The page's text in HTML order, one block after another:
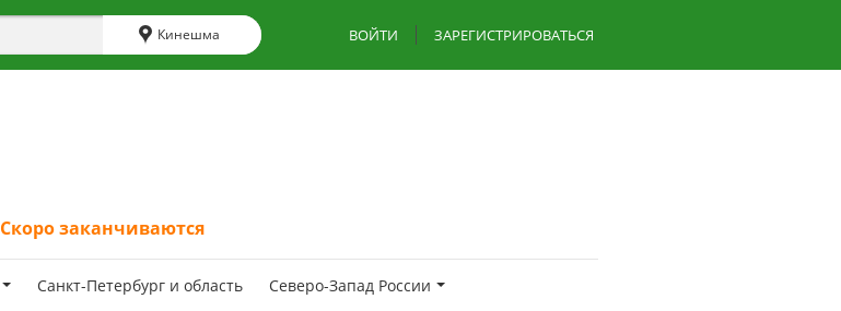
Кинешма ВОЙТИ ЗАРЕГИСТРИРОВАТЬСЯ
Скоро заканчиваются
Санкт-Петербург и область
Северо-Запад России